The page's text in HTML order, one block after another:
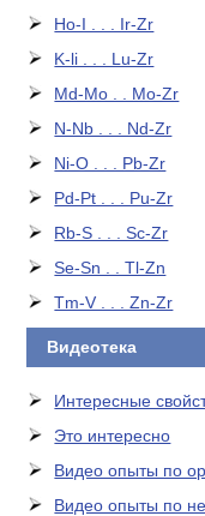
Ho-I . . . Ir-Zr
K-li . . . Lu-Zr
Md-Mo . . Mo-Zr
N-Nb . . . Nd-Zr
Ni-O . . . Pb-Zr
Pd-Pt . . . Pu-Zr
Rb-S . . . Sc-Zr
Se-Sn . . Tl-Zn
Tm-V . . . Zn-Zr
Видеотека
Интересные
Это интересно
Видео опыты по
Видео опыты по